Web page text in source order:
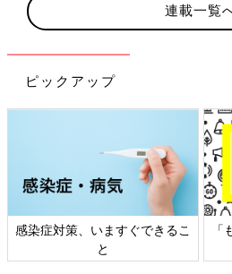
連載一覧
ピックアップ
日本外来小児科学会リーフレッ
ト検討会